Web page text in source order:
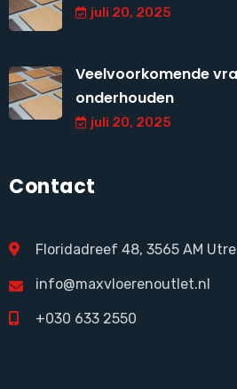
juli 20, 2025
Veelvoorkomende
onderhouden
juli 20, 2025
Contact
Floridadreef 48, 3565 AM
info@maxvloerenoutlet.nl
+030 633 2550